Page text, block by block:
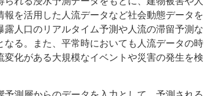
を活用した人流データなど社会動態データを
人口のリアルタイム予測や人流の滞留予測な
る。また、平常時においても人流データの時
化がある大規模なイベントや災害の発生を検